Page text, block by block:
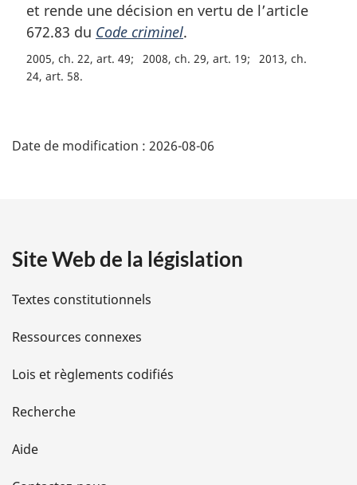
e
:
et rende une décision en vertu de l’article
672.83 du Code criminel.
2005, ch. 22, art. 49 2008, ch. 29, art. 19
2013, ch.
24, art. 58
é
i
l
s
d
e
l
Date de modification : 2026-08-06
Site Web de la législation
Textes constitutionnels
Ressources connexes
Lois et règlements codifiés
Recherche
Aide